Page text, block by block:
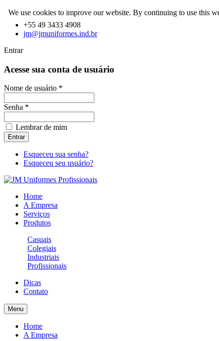
+55 49 3433 4908
jm@jmuniformes.ind.br
Entrar
Acesse sua conta de usuário
Nome de usuário *
Senha *
Lembrar de mim
Esqueceu sua senha?
Esqueceu seu usuário?
Home
A Empresa
Serviços
Produtos
Casuais
Colegiais
Industriais
Profissionais
Dicas
Contato
Menu
Home
A Empresa
We use cookies to improve our website. By continuing to use this